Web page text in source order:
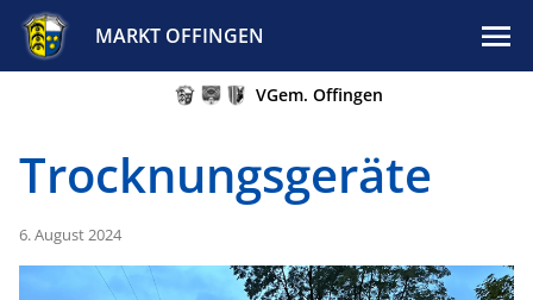
MARKT OFFINGEN
VGem. Offingen
Trocknungsgeräte
6. August 2024